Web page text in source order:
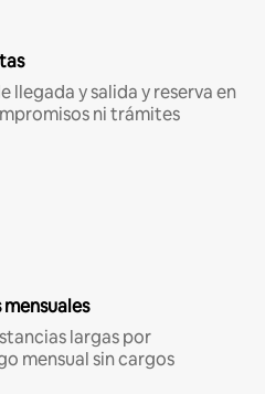
llegada y salida y reserva en
ni trámites
largas por
mensual sin cargos